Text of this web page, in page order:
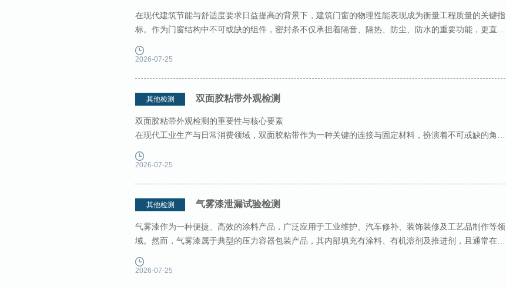
在现代建筑节能与舒适度要求日益提高的背景下，建筑门窗的物理性能表现成为衡量工程质量的关键指
标。作为门窗结构中不可或缺的组件，密封条不仅承担着隔音、隔热、防尘、防水的重要功能，更直接
2026-07-25
其他检测 双面胶粘带外观检测
双面胶粘带外观检测的重要性与核心要素
在现代工业生产与日常消费领域，双面胶粘带作为一种关键的连接与固定材料，扮演着不可或缺的角
2026-07-25
其他检测 气雾漆泄漏试验检测
气雾漆作为一种便捷、高效的涂料产品，广泛应用于工业维护、汽车修补、装饰装修及工艺品制作等领
域。然而，气雾漆属于典型的压力容器包装产品，其内部填充有涂料、有机溶剂及推进剂，且通常在一
2026-07-25